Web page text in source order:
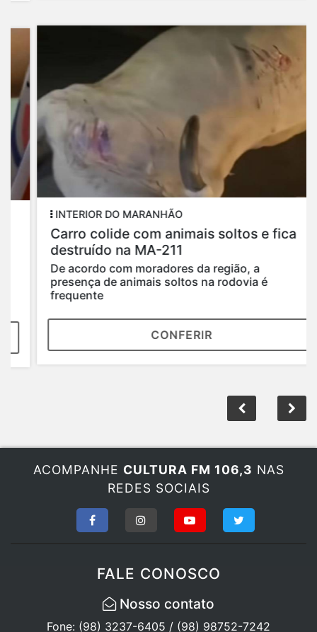
INTERIOR DO MARANHÃO
Carro colide com animais soltos e fica
destruído na MA-211
De acordo com moradores da região, a
presença de animais soltos na rodovia é
frequente
CONFERIR
ACOMPANHE CULTURA FM 106,3 NAS
REDES SOCIAIS
FALE CONOSCO
Nosso contato
Fone: (98) 3237-6405 / (98) 98752-7242